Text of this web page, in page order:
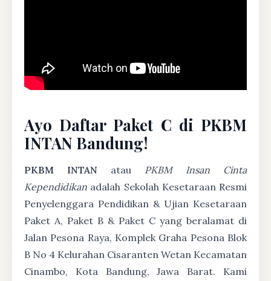
Ayo Daftar Paket C di PKBM
INTAN Bandung!
PKBM INTAN atau PKBM Insan Cinta
Kependidikan adalah Sekolah Kesetaraan Resmi
Penyelenggara Pendidikan & Ujian Kesetaraan
Paket A, Paket B & Paket C yang beralamat di
Jalan Pesona Raya, Komplek Graha Pesona Blok
B No 4 Kelurahan Cisaranten Wetan Kecamatan
Cinambo, Kota Bandung, Jawa Barat. Kami